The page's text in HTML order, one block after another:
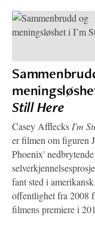
Still Here
Casey Afflecks I'm
er filmen om figuren
Phoenix' nedbrytende
fant sted i amerikansk
offentlighet fra 2008
filmens premiere i